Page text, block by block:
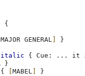
{
[MAJOR GENERAL
}
{ Cue : ... it
}
{ [MABEL
}